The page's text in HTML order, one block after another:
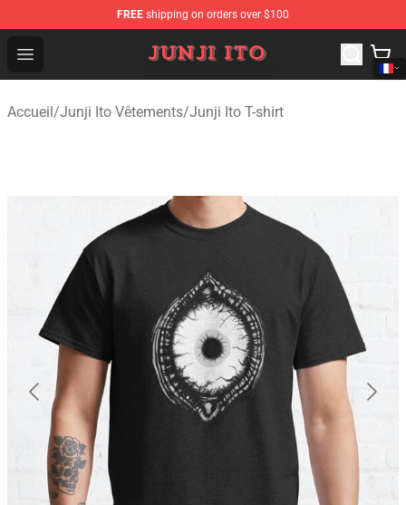
FREE shipping on orders over $100
Open menu
Junji Ito Store - Official Junji Ito Merchandise Shop
Accueil/Junji Ito Vêtements/Junji Ito T-shirt